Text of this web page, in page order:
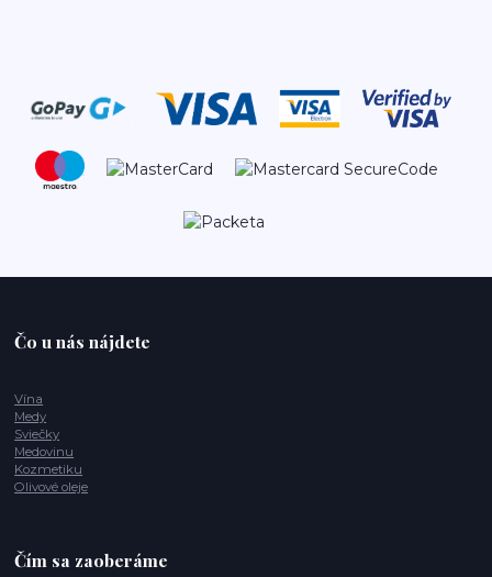
Čo u nás nájdete
Vína
Medy
Sviečky
Medovinu
Kozmetiku
Olivové oleje
Čím sa zaoberáme